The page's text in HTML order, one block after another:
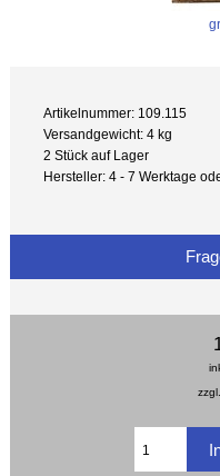
Artikelnummer: 109.115
Versandgewicht: 4 kg
2 Stück auf Lager
Hersteller: 4 - 7 Werktage
zzgl.